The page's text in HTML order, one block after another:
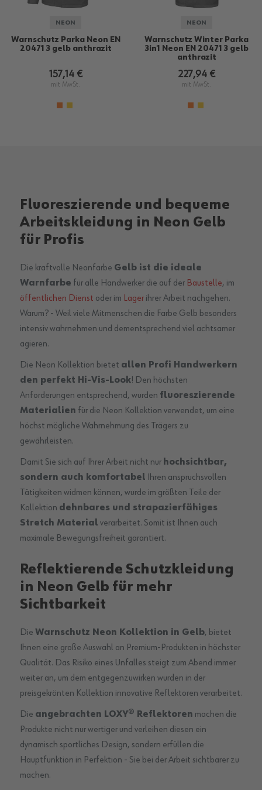
NEON
Warnschutz Parka Neon EN
20471 3 gelb anthrazit
157,14 €
mit MwSt.
NEON
Warnschutz Winter Parka
3in1 Neon EN 20471 3 gelb
anthrazit
227,94 €
mit MwSt.
Fluoreszierende und bequeme
Arbeitskleidung in Neon Gelb
für Profis
Die kraftvolle Neonfarbe Gelb ist die ideale
Warnfarbe für alle Handwerker die auf der Baustelle, im
öffentlichen Dienst oder im Lager ihrer Arbeit nachgehen.
Warum? - Weil viele Mitmenschen die Farbe Gelb besonders
intensiv wahrnehmen und dementsprechend viel achtsamer
agieren.
Die Neon Kollektion bietet allen Profi Handwerkern
den perfekt Hi-Vis-Look! Den höchsten
Anforderungen entsprechend, wurden fluoreszierende
Materialien für die Neon Kollektion verwendet, um eine
höchst mögliche Wahrnehmung des Trägers zu
gewährleisten.
Damit Sie sich auf Ihrer Arbeit nicht nur hochsichtbar,
sondern auch komfortabel Ihren anspruchsvollen
Tätigkeiten widmen können, wurde im größten Teile der
Kollektion dehnbares und strapazierfähiges
Stretch Material verarbeitet. Somit ist Ihnen auch
maximale Bewegungsfreiheit garantiert.
Reflektierende Schutzkleidung
in Neon Gelb für mehr
Sichtbarkeit
Die Warnschutz Neon Kollektion in Gelb, bietet
Ihnen eine große Auswahl an Premium-Produkten in höchster
Qualität. Das Risiko eines Unfalles steigt zum Abend immer
weiter an, um dem entgegenzuwirken wurden in der
preisgekrönten Kollektion innovative Reflektoren verarbeitet.
Die angebrachten LOXY® Reflektoren machen die
Produkte nicht nur wertiger und verleihen diesen ein
dynamisch sportliches Design, sondern erfüllen die
Hauptfunktion in Perfektion - Sie bei der Arbeit sichtbarer zu
machen.